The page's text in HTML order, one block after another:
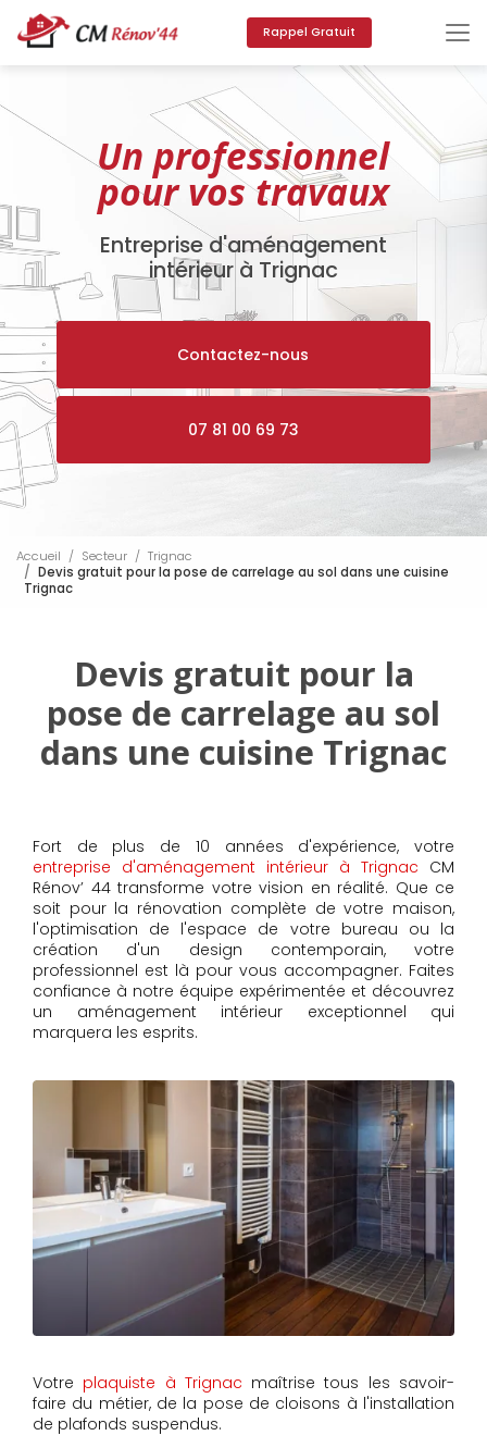
au
contenu
principal
Rappel Gratuit
Un professionnel
pour vos travaux
Entreprise d'aménagement
intérieur à Trignac
Contactez-nous
07 81 00 69 73
Accueil Secteur
Trignac
Devis gratuit pour la pose de carrelage au sol dans une cuisine
Trignac
Devis gratuit pour la
pose de carrelage au sol
dans une cuisine Trignac
Fort de plus de 10 années d'expérience, votre
entreprise d'aménagement intérieur à Trignac CM
Rénov’ 44 transforme votre vision en réalité. Que ce
soit pour la rénovation complète de votre maison,
l'optimisation de l'espace de votre bureau ou la
création d'un design contemporain, votre
professionnel est là pour vous accompagner. Faites
confiance à notre équipe expérimentée et découvrez
un aménagement intérieur exceptionnel qui
marquera les esprits.
Votre plaquiste à Trignac maîtrise tous les savoir-
faire du métier, de la pose de cloisons à l'installation
de plafonds suspendus.